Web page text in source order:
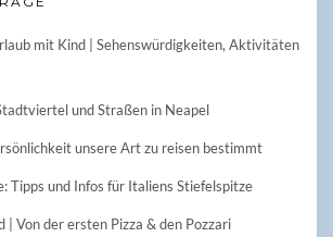
mit Kind | Sehenswürdigkeiten, Aktivitäten
und Straßen in Neapel
unsere Art zu reisen bestimmt
Tipps und Infos für Italiens Stiefelspitze
| Von der ersten Pizza & den Pozzari